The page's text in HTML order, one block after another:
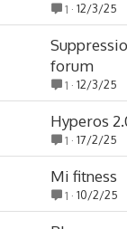
1 12/3/25
forum
1 12/3/25
Hyperos
1 17/2/25
Mi fitness
1 10/2/25